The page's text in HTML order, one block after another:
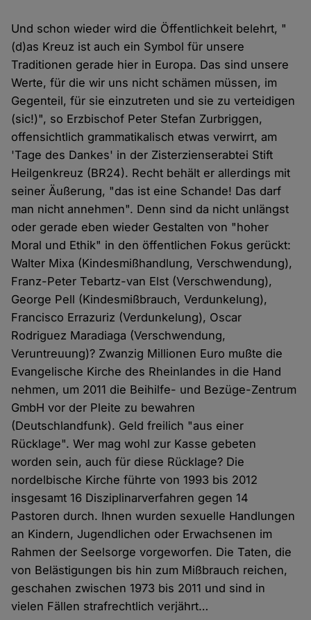
Und schon wieder wird die Öffentlichkeit belehrt, "
(d)as Kreuz ist auch ein Symbol für unsere
Traditionen gerade hier in Europa. Das sind unsere
Werte, für die wir uns nicht schämen müssen, im
Gegenteil, für sie einzutreten und sie zu verteidigen
(sic!)", so Erzbischof Peter Stefan Zurbriggen,
offensichtlich grammatikalisch etwas verwirrt, am
'Tage des Dankes' in der Zisterzienserabtei Stift
Heilgenkreuz (BR24). Recht behält er allerdings mit
seiner Äußerung, "das ist eine Schande! Das darf
man nicht annehmen". Denn sind da nicht unlängst
oder gerade eben wieder Gestalten von "hoher
Moral und Ethik" in den öffentlichen Fokus gerückt:
Walter Mixa (Kindesmißhandlung, Verschwendung),
Franz-Peter Tebartz-van Elst (Verschwendung),
George Pell (Kindesmißbrauch, Verdunkelung),
Francisco Errazuriz (Verdunkelung), Oscar
Rodriguez Maradiaga (Verschwendung,
Veruntreuung)? Zwanzig Millionen Euro mußte die
Evangelische Kirche des Rheinlandes in die Hand
nehmen, um 2011 die Beihilfe- und Bezüge-Zentrum
GmbH vor der Pleite zu bewahren
(Deutschlandfunk). Geld freilich "aus einer
Rücklage". Wer mag wohl zur Kasse gebeten
worden sein, auch für diese Rücklage? Die
nordelbische Kirche führte von 1993 bis 2012
insgesamt 16 Disziplinarverfahren gegen 14
Pastoren durch. Ihnen wurden sexuelle Handlungen
an Kindern, Jugendlichen oder Erwachsenen im
Rahmen der Seelsorge vorgeworfen. Die Taten, die
von Belästigungen bis hin zum Mißbrauch reichen,
geschahen zwischen 1973 bis 2011 und sind in
vielen Fällen strafrechtlich verjährt…